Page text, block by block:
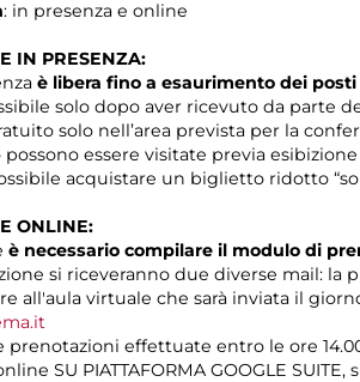
: in presenza e online
IN PRESENZA:
è libera fino a esaurimento dei
solo dopo aver ricevuto da parte
solo nell’area prevista per la
essere visitate previa
acquistare un biglietto ridotto
ONLINE:
è necessario compilare il modulo di
si riceveranno due diverse mail:
all'aula virtuale che sarà inviata il
effettuate entro le ore
SU PIATTAFORMA GOOGLE